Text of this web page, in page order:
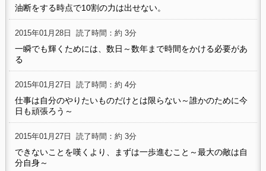
油断をする時点で10割の力は出せない。
2015年01月28日 読了時間：約 3分
一瞬でも輝くためには、数日～数年まで時間をかける必要があ
る
2015年01月27日 読了時間：約 4分
仕事は自分のやりたいものだけとは限らない～誰かのために今
日も頑張ろう～
2015年01月27日 読了時間：約 3分
できないことを嘆くより、まずは一歩進むこと～最大の敵は自
分自身～